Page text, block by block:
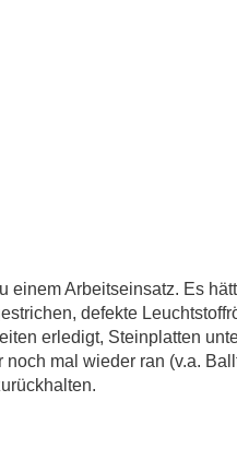
einem Arbeitseinsatz. Es
defekte
erledigt, Steinplatten
mal wieder ran (v.a.